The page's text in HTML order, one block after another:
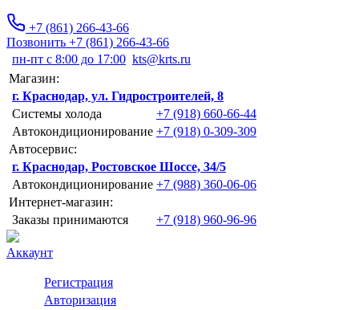
+7 (861) 266-43-66
Позвонить +7 (861) 266-43-66
пн-пт с 8:00 до 17:00 kts@krts.ru
Магазин:
г. Краснодар, ул. Гидростроителей, 8
Системы холода
+7 (918) 660-66-44
Автокондиционирование +7 (918) 0-309-309
Автосервис:
г. Краснодар, Ростовское Шоссе, 34/5
Автокондиционирование +7 (988) 360-06-06
Интернет-магазин:
Заказы принимаются
+7 (918) 960-96-96
Аккаунт
Регистрация
Авторизация